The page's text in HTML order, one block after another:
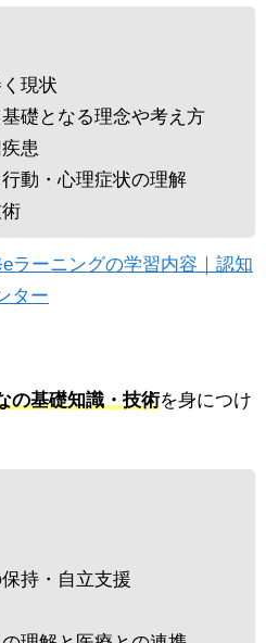
現状
礎となる理念や考え方
患
動・心理症状の理解
ラーニングの学習内容｜認知
ター
の基礎知識・技術を身につけ
持・自立支援